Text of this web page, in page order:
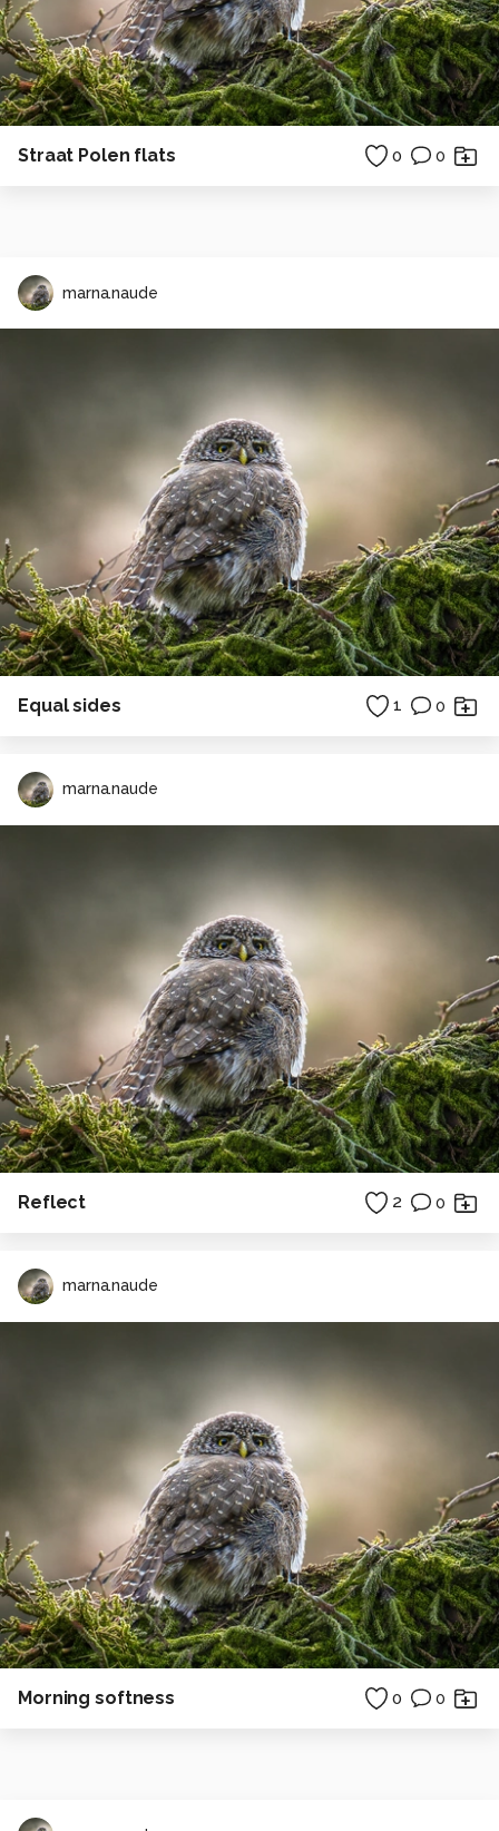
Straat Polen flats 0 0
marna.naude
Equal sides 1 0
marna.naude
Reflect 2 0
marna.naude
Morning softness 0 0